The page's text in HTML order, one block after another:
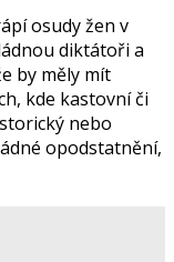
osudy žen v
diktátoři a
by měly mít
kde kastovní či
nebo
opodstatnění,